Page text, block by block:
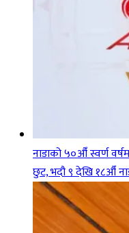
नाडाको ५०औँ स्वर्ण
छुट, भदौ ९ देखि १८औँ